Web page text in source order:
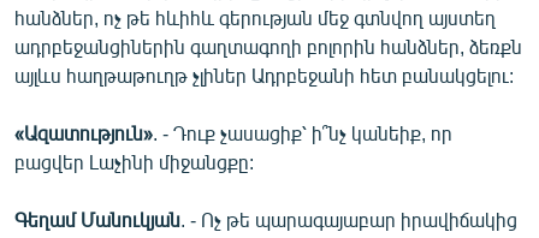
հանձներ, ոչ թե հևիհև գերության մեջ գտնվող այստեղ
ադրբեջանցիներին գաղտագողի բոլորին հանձներ, ձեռքն
այլևս հաղթաթուղթ չլիներ Ադրբեջանի հետ բանակցելու:
«Ազատություն» . - Դուք չասացիք՝ ի՞նչ կանեիք, որ
բացվեր Լաչինի միջանցքը:
Գեղամ Մանուկյան . - Ոչ թե պարագայաբար իրավիճակից